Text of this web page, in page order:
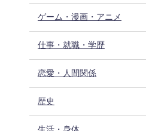
ゲーム・漫画・アニメ
仕事・就職・学歴
恋愛・人間関係
歴史